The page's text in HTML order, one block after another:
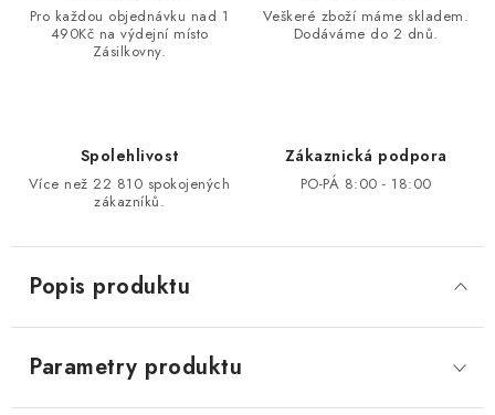
Pro každou objednávku nad 1
490Kč na výdejní místo
Zásilkovny.
Veškeré zboží máme skladem.
Dodáváme do 2 dnů.
Spolehlivost
Více než 22 810 spokojených
zákazníků.
Zákaznická podpora
PO-PÁ 8:00 - 18:00
Popis produktu
Parametry produktu